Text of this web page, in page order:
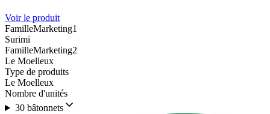
Voir le produit
FamilleMarketing1
Surimi
FamilleMarketing2
Le Moelleux
Type de produits
Le Moelleux
Nombre d'unités
30 bâtonnets